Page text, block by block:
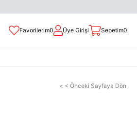
Favorilerim0 Üye Girişi Sepetim0
< < Önceki Sayfaya Dön